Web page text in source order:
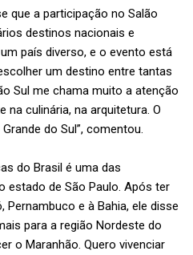
que a participação no Salão
destinos nacionais e
país diverso, e o evento está
um destino entre tantas
Sul me chama muito a atenção
na culinária, na arquitetura. O
do Sul”, comentou.
do Brasil é uma das
estado de São Paulo. Após ter
Pernambuco e à Bahia, ele disse
para a região Nordeste do
o Maranhão. Quero vivenciar